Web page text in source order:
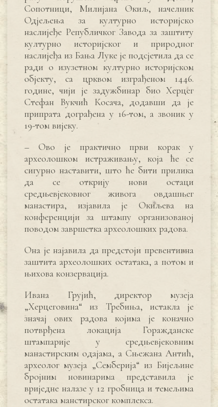
Сопотници, Милијана Окиљ, начелник
Одјељења за културно историјско
наслијеђе Републичког Завода за заштиту
културно историјског и природног
наслијеђа из Бања Луке је подсјетила да се
ради о изузетном културно историјском
објекту, са црквом изграђеном 1446.
године, чији је задужбинар био Херцег
Стефан Вукчић Косача, додавши да је
припрата дограђена у 16-том, а звоник у
19-том вијеку.
– Ово је практично први корак у
археолошком истраживању, која ће се
сигурно наставити, што ће бити прилика
да се открију нови остаци
средњевјековног живога овдашњег
манастира, изјавила је Окиљева на
конференцији за штампу организованој
поводом завршетка археолошких радова.
Она је најавила да предстоји превентивна
заштита археолошких остатака, а потом и
њихова конзервација.
Ивана Грујић, директор музеја
„Херцеговина“ из Требиња, истакла је
значај ових радова којима је коначно
потврђена локација Горажданске
штампарије у средњевјековним
манастирским одајама, а Сњежана Антић,
археолог музеја „Семберија“ из Бијељине
бројним новинарима представила је
вриједне налазе у 12 гробница и темељима
остатака манстирског комплекса.